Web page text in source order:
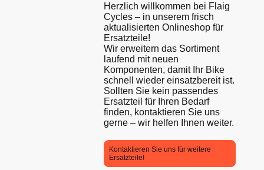
Herzlich willkommen bei Flaig
Cycles – in unserem frisch
aktualisierten Onlineshop für
Ersatzteile!
Wir erweitern das Sortiment
laufend mit neuen
Komponenten, damit Ihr Bike
schnell wieder einsatzbereit ist.
Sollten Sie kein passendes
Ersatzteil für Ihren Bedarf
finden, kontaktieren Sie uns
gerne – wir helfen Ihnen weiter.
Kontaktieren Sie uns für weitere
Ersatzteile!